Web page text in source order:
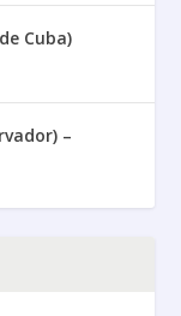
Cuba)
–